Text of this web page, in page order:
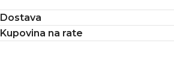
Dostava
Kupovina na rate